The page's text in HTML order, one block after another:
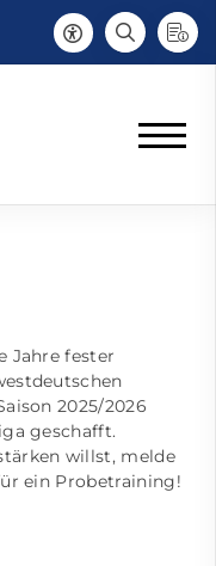
Jahre fester
2025/2026
geschafft.
willst, melde
ein Probetraining!